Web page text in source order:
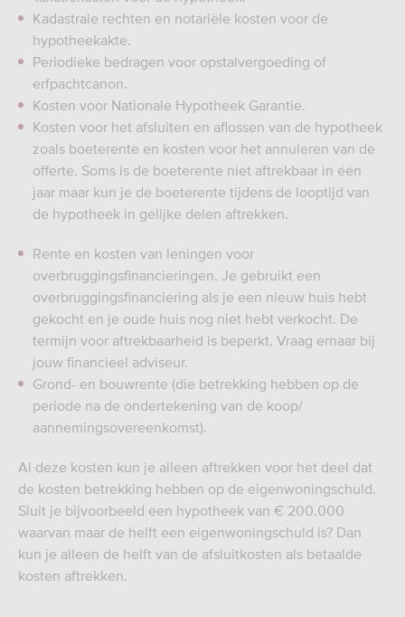
Kadastrale rechten en notariële kosten voor de
hypotheekakte.
Periodieke bedragen voor opstalvergoeding of
erfpachtcanon.
Kosten voor Nationale Hypotheek Garantie.
Kosten voor het afsluiten en aflossen van de hypotheek
zoals boeterente en kosten voor het annuleren van de
offerte. Soms is de boeterente niet aftrekbaar in één
jaar maar kun je de boeterente tijdens de looptijd van
de hypotheek in gelijke delen aftrekken.
Rente en kosten van leningen voor
overbruggingsfinancieringen. Je gebruikt een
overbruggingsfinanciering als je een nieuw huis hebt
gekocht en je oude huis nog niet hebt verkocht. De
termijn voor aftrekbaarheid is beperkt. Vraag ernaar bij
jouw financieel adviseur.
Grond- en bouwrente (die betrekking hebben op de
periode na de ondertekening van de koop/
aannemingsovereenkomst).
Al deze kosten kun je alleen aftrekken voor het deel dat
de kosten betrekking hebben op de eigenwoningschuld.
Sluit je bijvoorbeeld een hypotheek van € 200.000
waarvan maar de helft een eigenwoningschuld is? Dan
kun je alleen de helft van de afsluitkosten als betaalde
kosten aftrekken.